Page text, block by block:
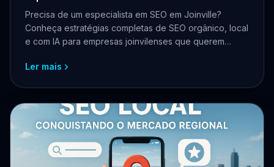
Precisa de um especialista em SEO em Joinville?
Conheça estratégias completas de SEO orgânico, local
e com IA para empresas joinvilenses que querem
buscadores.
Ler mais